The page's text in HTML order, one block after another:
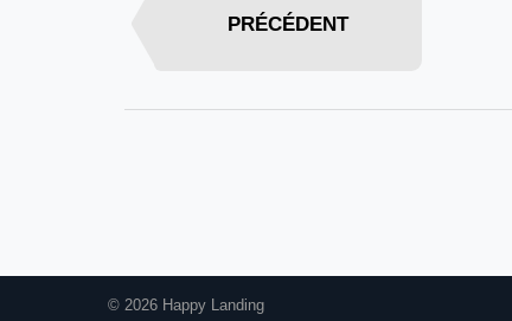
PRÉCÉDENT
© 2026 Happy Landing